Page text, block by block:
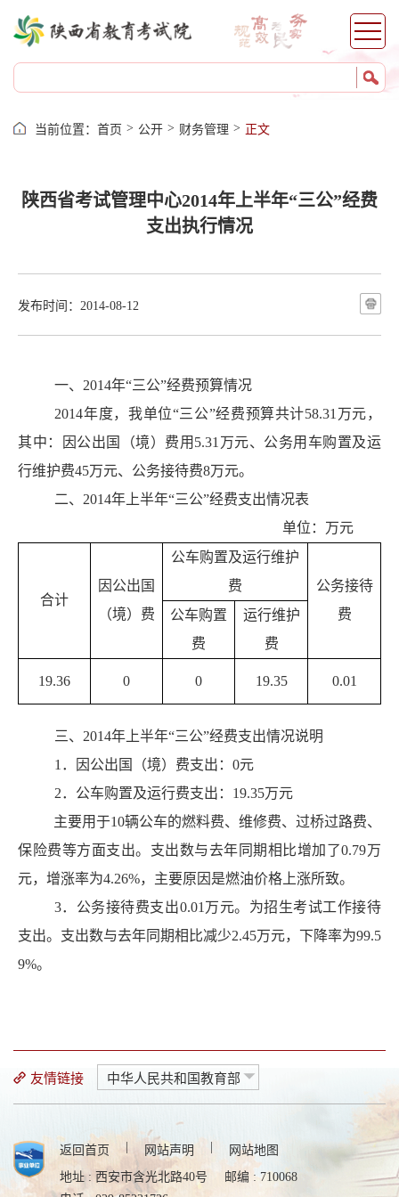
成绩查询
志愿填报
自考服务
当前位置： 首页 > 公开 > 财务管理 > 正文
陕西省考试管理中心2014年上半年“三公”经费
支出执行情况
发布时间：2014-08-12
一、2014年“三公”经费预算情况
2014年度，我单位“三公”经费预算共计58.31万元，
其中：因公出国（境）费用5.31万元、公务用车购置及运
行维护费45万元、公务接待费8万元。
二、2014年上半年“三公”经费支出情况表
单位：万元
合计
因公出国
（境）费
公车购置及运行维护
费
公务接待
费
公车购置
费
运行维护
费
19.36 0 0 19.35 0.01
三、2014年上半年“三公”经费支出情况说明
1 ．因公出国（境）费支出：0元
2．公车购置及运行费支出：19.35万元
主要用于10辆公车的燃料费、维修费、过桥过路费、
保险费等方面支出。支出数与去年同期相比增加了0.79万
元，增涨率为4.26%，主要原因是燃油价格上涨所致。
3．公务接待费支出0.01万元。为招生考试工作接待
支出。支出数与去年同期相比减少2.45万元，下降率为99.5
9%。
友情链接 中华人民共和国教育部
返回首页 网站声明
网站地图
地址 : 西安市含光北路40号
邮编 : 710068